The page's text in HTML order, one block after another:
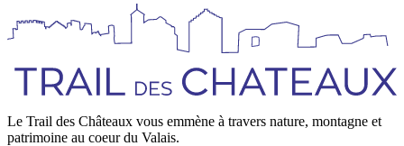
Le Trail des Châteaux vous emmène à travers nature, montagne et
patrimoine au coeur du Valais.